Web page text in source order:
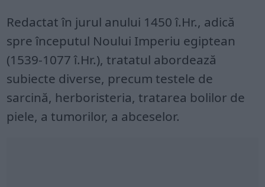
Redactat în jurul anului 1450 î.Hr., adică
spre începutul Noului Imperiu egiptean
(1539-1077 î.Hr.), tratatul abordează
subiecte diverse, precum testele de
sarcină, herboristeria, tratarea bolilor de
piele, a tumorilor, a abceselor.